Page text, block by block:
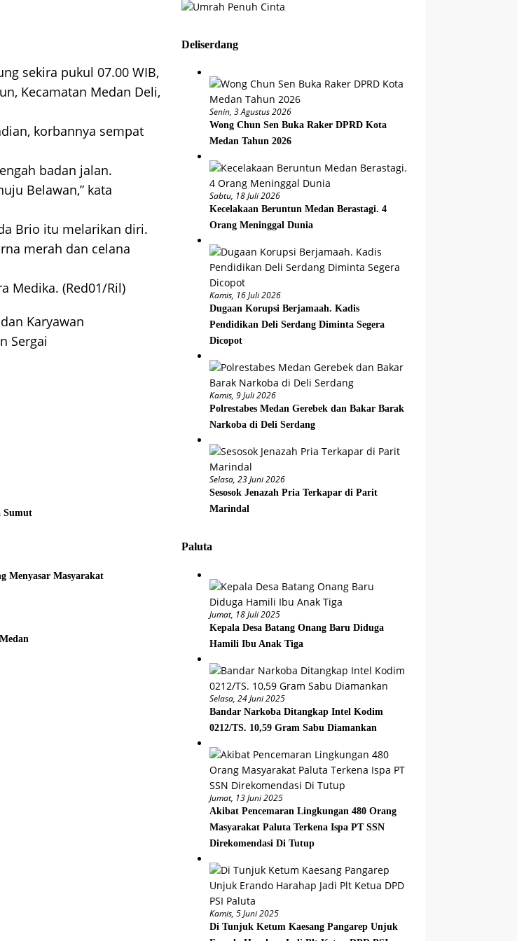
sekira pukul 07.00 WIB,
Kecamatan Medan Deli,
korbannya sempat
badan jalan.
Belawan,” kata
Brio itu melarikan diri.
merah dan celana
Medika. (Red01/Ril)
Karyawan
Sergai
Sumut
Menyasar Masyarakat
Deliserdang
Senin, 3 Agustus 2026
Wong Chun Sen Buka Raker DPRD Kota
Medan Tahun 2026
Sabtu, 18 Juli 2026
Kecelakaan Beruntun Medan Berastagi. 4
Orang Meninggal Dunia
Kamis, 16 Juli 2026
Dugaan Korupsi Berjamaah. Kadis
Pendidikan Deli Serdang Diminta Segera
Dicopot
Kamis, 9 Juli 2026
Polrestabes Medan Gerebek dan Bakar Barak
Narkoba di Deli Serdang
Selasa, 23 Juni 2026
Sesosok Jenazah Pria Terkapar di Parit
Marindal
Paluta
Jumat, 18 Juli 2025
Kepala Desa Batang Onang Baru Diduga
Hamili Ibu Anak Tiga
Selasa, 24 Juni 2025
Bandar Narkoba Ditangkap Intel Kodim
0212/TS. 10,59 Gram Sabu Diamankan
Jumat, 13 Juni 2025
Akibat Pencemaran Lingkungan 480 Orang
Masyarakat Paluta Terkena Ispa PT SSN
Direkomendasi Di Tutup
Kamis, 5 Juni 2025
Di Tunjuk Ketum Kaesang Pangarep Unjuk